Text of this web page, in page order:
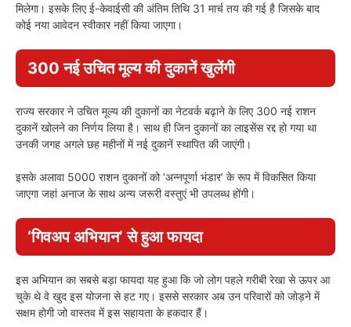
मिलेगा। इसके लिए ई-केवाईसी की अंतिम तिथि 31 मार्च तय की गई है जिसके बाद
कोई नया आवेदन स्वीकार नहीं किया जाएगा।
300 नई उचित मूल्य की दुकानें खुलेंगी
राज्य सरकार ने उचित मूल्य की दुकानों का नेटवर्क बढ़ाने के लिए 300 नई राशन
दुकानें खोलने का निर्णय लिया है। साथ ही जिन दुकानों का लाइसेंस रद्द हो गया था
उनकी जगह अगले छह महीनों में नई दुकानें स्थापित की जाएंगी।
इसके अलावा 5000 राशन दुकानों को ‘अन्नपूर्णा भंडार’ के रूप में विकसित किया
जाएगा जहां अनाज के साथ अन्य जरूरी वस्तुएं भी उपलब्ध होंगी।
‘गिवअप अभियान’ से हुआ फायदा
इस अभियान का सबसे बड़ा फायदा यह हुआ कि जो लोग पहले गरीबी रेखा से ऊपर आ
चुके थे वे खुद इस योजना से हट गए। इससे सरकार अब उन परिवारों को जोड़ने में
सक्षम होगी जो वास्तव में इस सहायता के हकदार हैं।